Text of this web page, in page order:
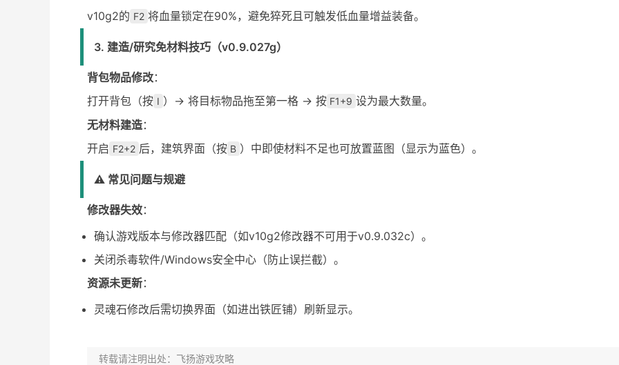
v10g2的 F2 将血量锁定在90%，避免猝死且可触发低血量增益装备。
3. 建造/研究免材料技巧（v0.9.027g）
背包物品修改：
打开背包（按 I ）→ 将目标物品拖至第一格 → 按 F1+9 设为最大数量。
无材料建造：
开启 F2+2 后，建筑界面（按 B ）中即使材料不足也可放置蓝图（显示为蓝色）。
⚠️ 常见问题与规避
修改器失效：
确认游戏版本与修改器匹配（如v10g2修改器不可用于v0.9.032c）。
关闭杀毒软件/Windows安全中心（防止误拦截）。
资源未更新：
灵魂石修改后需切换界面（如进出铁匠铺）刷新显示。
转载请注明出处：飞扬游戏攻略